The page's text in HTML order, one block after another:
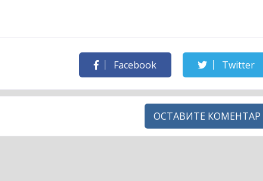
Facebook Twitter
ОСТАВИТЕ КОМЕНТАР